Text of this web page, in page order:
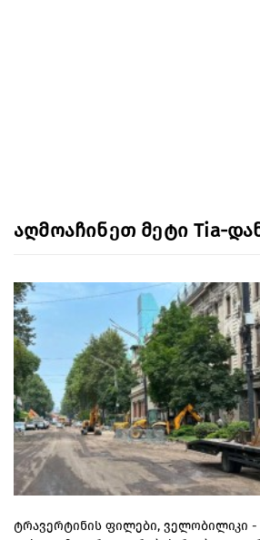
აღმოაჩინეთ მეტი Tia-
ტრავერტინის ფილები, ველობილიკი